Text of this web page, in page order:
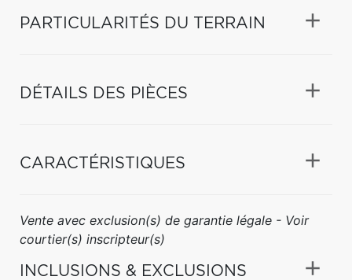
PARTICULARITÉS DU TERRAIN
DÉTAILS DES PIÈCES
CARACTÉRISTIQUES
Vente avec exclusion(s) de garantie légale - Voir
courtier(s) inscripteur(s)
INCLUSIONS & EXCLUSIONS